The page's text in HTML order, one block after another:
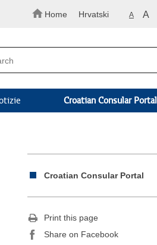
Home Hrvatski A A
Croatian Consular Portal
Croatian Consular Portal
Print this page
Share on Facebook